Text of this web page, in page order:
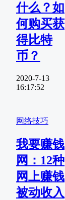
什么？如
何购买获
得比特
币？
2020-7-13
16:17:52
网络技巧
我要赚钱
网：12种
网上赚钱
被动收入